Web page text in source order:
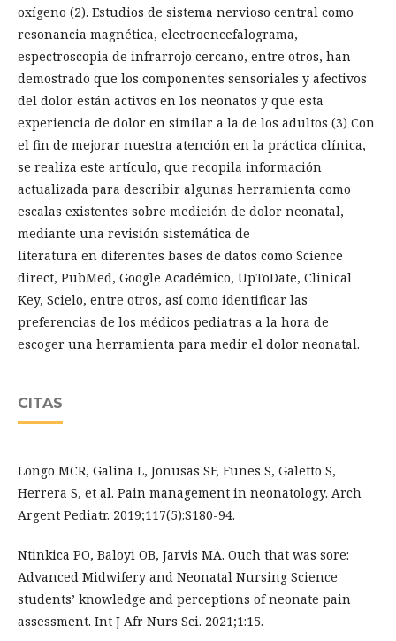
oxígeno (2). Estudios de sistema nervioso central como
resonancia magnética, electroencefalograma,
espectroscopia de infrarrojo cercano, entre otros, han
demostrado que los componentes sensoriales y afectivos
del dolor están activos en los neonatos y que esta
experiencia de dolor en similar a la de los adultos (3) Con
el fin de mejorar nuestra atención en la práctica clínica,
se realiza este artículo, que recopila información
actualizada para describir algunas herramienta como
escalas existentes sobre medición de dolor neonatal,
mediante una revisión sistemática de
literatura en diferentes bases de datos como Science
direct, PubMed, Google Académico, UpToDate, Clinical
Key, Scielo, entre otros, así como identificar las
preferencias de los médicos pediatras a la hora de
escoger una herramienta para medir el dolor neonatal.
CITAS
Longo MCR, Galina L, Jonusas SF, Funes S, Galetto S,
Herrera S, et al. Pain management in neonatology. Arch
Argent Pediatr. 2019;117(5):S180-94.
Ntinkica PO, Baloyi OB, Jarvis MA. Ouch that was sore:
Advanced Midwifery and Neonatal Nursing Science
students’ knowledge and perceptions of neonate pain
assessment. Int J Afr Nurs Sci. 2021;1:15.